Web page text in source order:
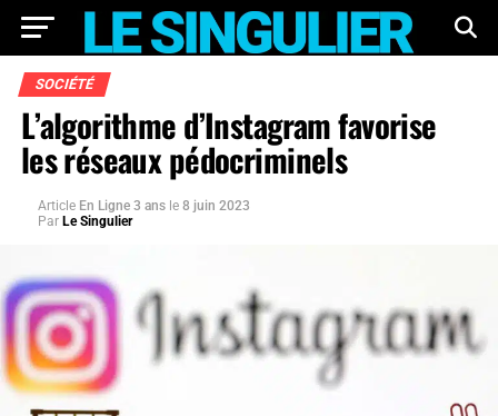
SOCIÉTÉ
L’algorithme d’Instagram favorise
les réseaux pédocriminels
Article En Ligne 3 ans le 8 juin 2023
Par Le Singulier